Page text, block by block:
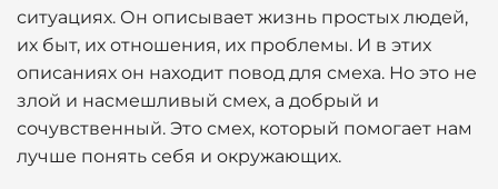
ситуациях. Он описывает жизнь простых людей,
их быт, их отношения, их проблемы. И в этих
описаниях он находит повод для смеха. Но это не
злой и насмешливый смех, а добрый и
сочувственный. Это смех, который помогает нам
лучше понять себя и окружающих.